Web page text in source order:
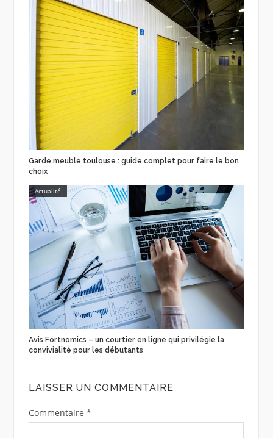
Garde meuble toulouse : guide complet pour faire le bon
choix
Actualité
Avis Fortnomics – un courtier en ligne qui privilégie la
convivialité pour les débutants
LAISSER UN COMMENTAIRE
Commentaire *